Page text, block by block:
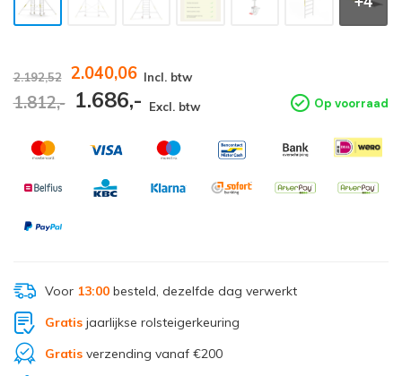
2.192,52 2.040,06 Incl. btw
1.812,- 1.686,- Excl. btw Op voorraad
Voor 13:00besteld, dezelfde dag verwerkt
Gratisjaarlijkse rolsteigerkeuring
Gratisverzending vanaf €200